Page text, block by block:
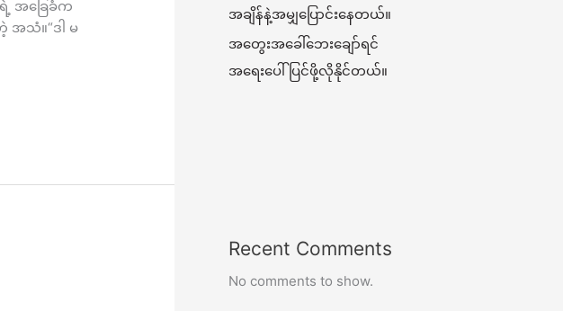
အခြေခံက
အသံ။“ဒါ မ
အချိန်နဲ့အမျှပြောင်းနေတယ်။
အတွေးအခေါ်ဘေးချော်ရင်
အရေးပေါ်ပြင်ဖို့လိုနိုင်တယ်။
Recent Comments
No comments to show.